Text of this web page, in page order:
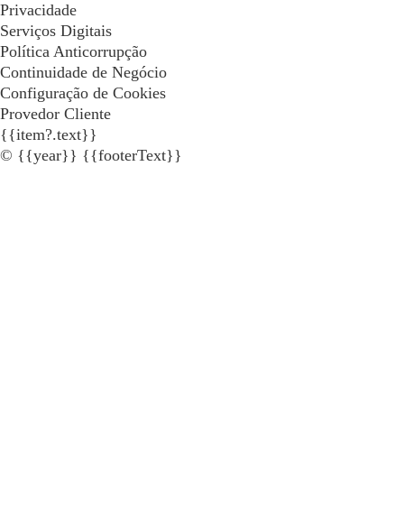
Privacidade
Serviços Digitais
Política Anticorrupção
Continuidade de Negócio
Configuração de Cookies
Provedor Cliente
{{item?.text}}
© {{year}} {{footerText}}